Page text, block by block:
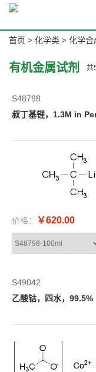
首页 > 化学类 > 化学合
有机金属试剂 共
S48798
叔丁基锂，1.3M in
价格： ￥620.00
S49042
乙酸钴，四水，99.5%